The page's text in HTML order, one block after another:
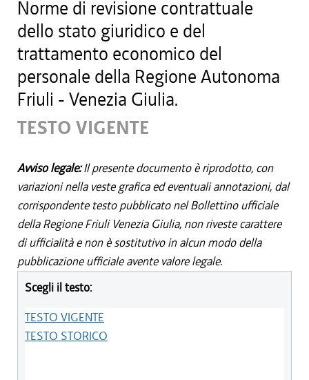
Norme di revisione contrattuale
dello stato giuridico e del
trattamento economico del
personale della Regione Autonoma
Friuli - Venezia Giulia.
TESTO VIGENTE
Avviso legale:Il presente documento è riprodotto, con
variazioni nella veste grafica ed eventuali annotazioni, dal
corrispondente testo pubblicato nel Bollettino ufficiale
della Regione Friuli Venezia Giulia, non riveste carattere
di ufficialità e non è sostitutivo in alcun modo della
pubblicazione ufficiale avente valore legale.
Scegli il testo:
TESTO VIGENTE
TESTO STORICO